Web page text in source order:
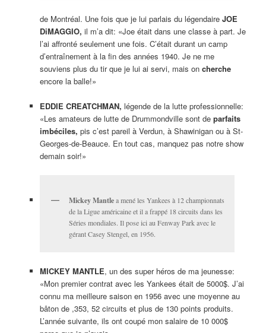
de Montréal. Une fois que je lui parlais du légendaire JOE
DiMAGGIO, il m’a dit: «Joe était dans une classe à part. Je
l’ai affronté seulement une fois. C’était durant un camp
d’entraînement à la fin des années 1940. Je ne me
souviens plus du tir que je lui ai servi, mais on cherche
encore la balle!»
EDDIE CREATCHMAN, légende de la lutte professionnelle:
«Les amateurs de lutte de Drummondville sont de parfaits
imbéciles, pis c’est pareil à Verdun, à Shawinigan ou à St-
Georges-de-Beauce. En tout cas, manquez pas notre show
demain soir!»
Mickey Mantlea mené les Yankees à 12 championnats
de la Ligue américaine et il a frappé 18 circuits dans les
Séries mondiales. Il pose ici au Fenway Park avec le
gérant Casey Stengel, en 1956.
MICKEY MANTLE, un des super héros de ma jeunesse:
«Mon premier contrat avec les Yankees était de 5000$. J’ai
connu ma meilleure saison en 1956 avec une moyenne au
bâton de ,353, 52 circuits et plus de 130 points produits.
L’année suivante, ils ont coupé mon salaire de 10 000$